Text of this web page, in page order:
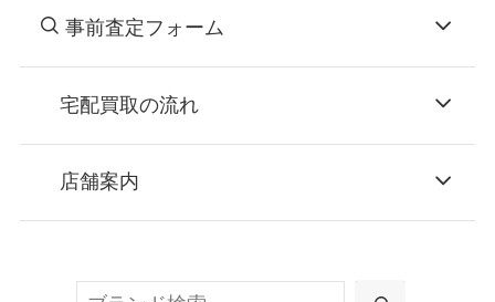
事前査定フォーム
宅配買取の流れ
お申込み
店舗案内